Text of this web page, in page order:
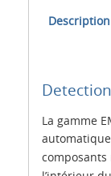
Description
La gamme
composants